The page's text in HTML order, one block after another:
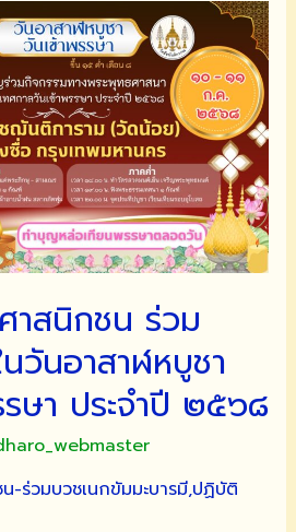
สนิกชน ร่วม
วันอาสาฬหบูชา
รษา ประจำปี ๒๕๖๘
-ร่วมบวชเนกขัมมะบารมี,ปฏิบัติ